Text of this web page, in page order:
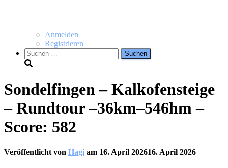
Anmelden
Registrieren
Suchen
nach:
Sondelfingen – Kalkofensteige
– Rundtour –36km–546hm –
Score: 582
Veröffentlicht von Hagi am 16. April 202616. April 2026